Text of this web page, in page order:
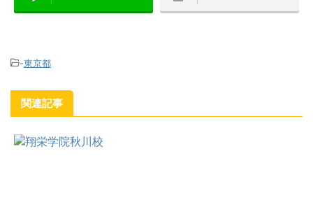
-東京都
関連記事